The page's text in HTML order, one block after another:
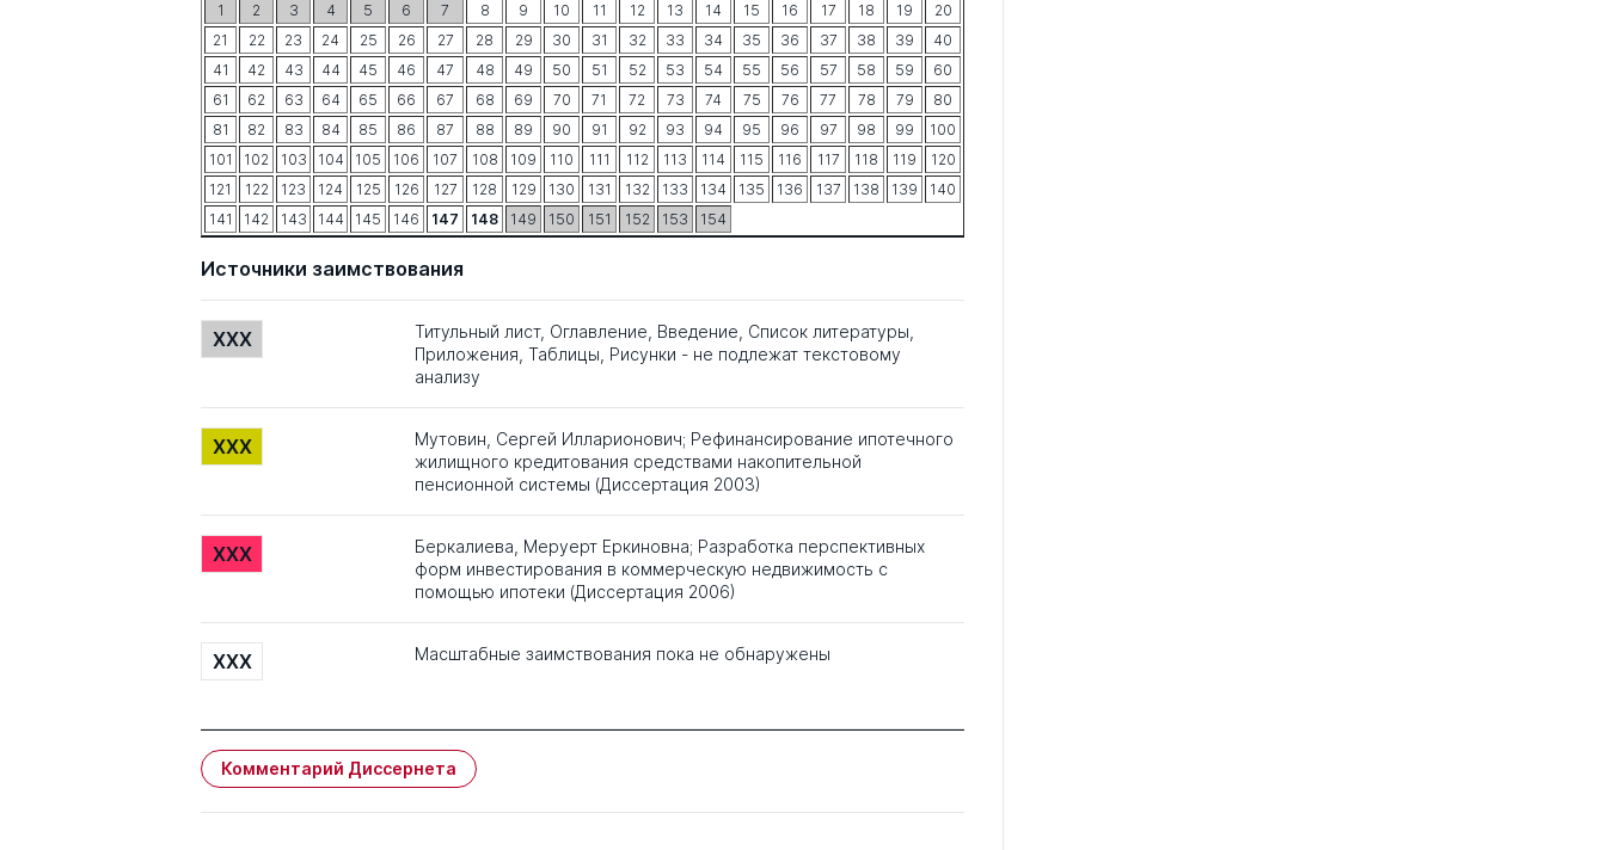
1 2 3 4 5 6 7 8 9 10 11 12 13 14 15 16 17 18 19
20
21
22 23 24 25 26 27 28 29 30 31 32 33 34 35 36 37 38 39
40
41
42 43 44 45 46 47 48 49 50 51 52 53 54 55 56 57 58 59
60
61
62 63 64 65 66 67 68 69 70 71 72 73 74 75 76 77 78 79
80
81
82 83 84 85 86 87 88 89 90 91 92 93 94 95 96 97 98 99
100
101
102 103 104 105 106 107 108 109 110 111 112 113 114 115 116 117 118 119
120
121
122 123 124 125 126 127 128 129 130 131 132 133 134 135 136 137 138 139
140
141
142 143 144 145 146 147 148 149 150 151 152 153 154
Источники заимствования
XXX
Титульный лист, Оглавление, Введение, Список литературы,
Приложения, Таблицы, Рисунки - не подлежат текстовому
анализу
XXX
Мутовин, Сергей Илларионович; Рефинансирование ипотечного
жилищного кредитования средствами накопительной
пенсионной системы (Диссертация 2003)
XXX
Беркалиева, Меруерт Еркиновна; Разработка перспективных
форм инвестирования в коммерческую недвижимость с
помощью ипотеки (Диссертация 2006)
XXX Масштабные заимствования пока не обнаружены
Комментарий Диссернета